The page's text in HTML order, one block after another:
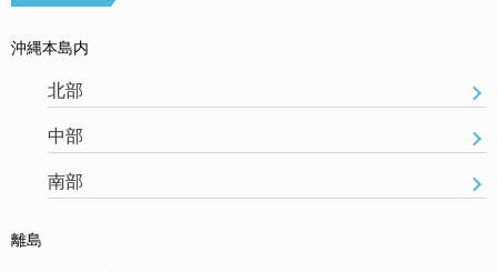
沖縄本島内
北部
中部
南部
離島